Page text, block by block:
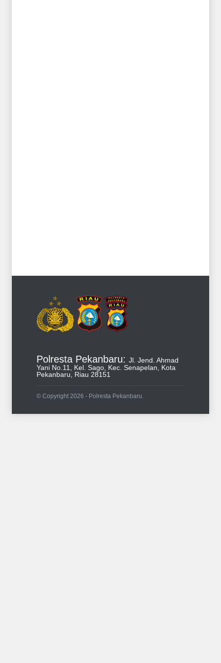
Polresta Pekanbaru: Jl. Jend. Ahmad
Yani No.11, Kel. Sago, Kec. Senapelan, Kota
Pekanbaru, Riau 28151
© Copyright 2026 - Polresta Pekanbaru.